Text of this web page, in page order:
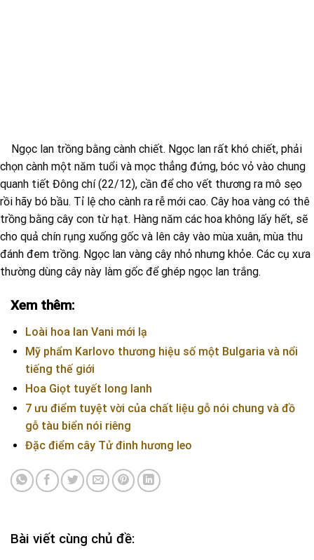
Ngọc lan trồng bằng cành chiết. Ngọc lan rất khó chiết, phải
chọn cành một năm tuổi và mọc thẳng đứng, bóc vỏ vào chung
quanh tiết Đông chí (22/12), cần để cho vết thương ra mô sẹo
rồi hãy bó bầu. Tỉ lệ cho cành ra rễ mới cao. Cây hoa vàng có thê
trồng bằng cây con từ hạt. Hàng năm các hoa không lấy hết, sẽ
cho quả chín rụng xuống gốc và lên cây vào mùa xuân, mùa thu
đánh đem trồng. Ngọc lan vàng cây nhỏ nhưng khỏe. Các cụ xưa
thường dùng cây này làm gốc để ghép ngọc lan trắng.
Xem thêm:
Loài hoa lan Vani mới lạ
Mỹ phẩm Karlovo thương hiệu số một Bulgaria và nổi
tiếng thế giới
Hoa Giọt tuyết long lanh
7 ưu điểm tuyệt vời của chất liệu gỗ nói chung và đồ
gỗ tàu biển nói riêng
Đặc điểm cây Tử đinh hương leo
Bài viết cùng chủ đề: